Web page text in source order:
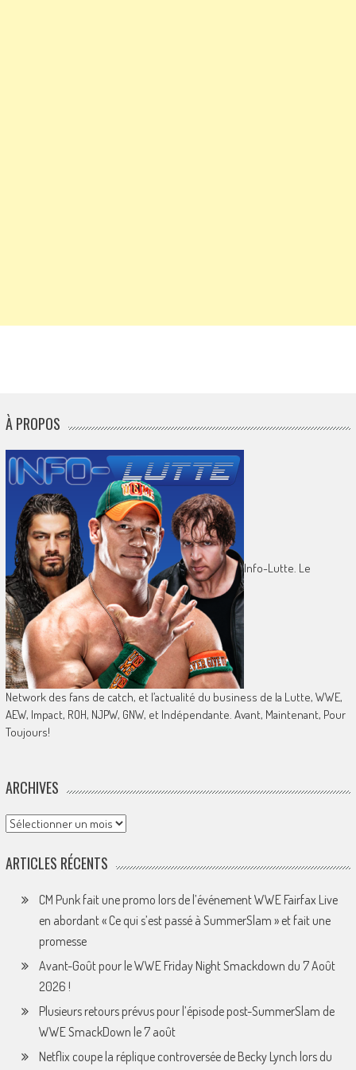
À PROPOS
Info-Lutte. Le
Network des fans de catch, et l’actualité du business de la Lutte, WWE,
AEW, Impact, ROH, NJPW, GNW, et Indépendante. Avant, Maintenant, Pour
Toujours!
ARCHIVES
Archives
ARTICLES RÉCENTS
CM Punk fait une promo lors de l’événement WWE Fairfax Live
en abordant « Ce qui s’est passé à SummerSlam » et fait une
promesse
Avant-Goût pour le WWE Friday Night Smackdown du 7 Août
2026 !
Plusieurs retours prévus pour l’épisode post-SummerSlam de
WWE SmackDown le 7 août
Netflix coupe la réplique controversée de Becky Lynch lors du